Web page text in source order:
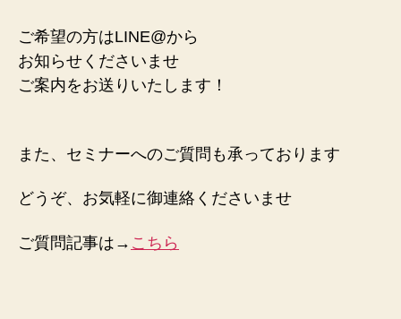
ご希望の方はLINE@から
お知らせくださいませ
ご案内をお送りいたします！
また、セミナーへのご質問も承っております
どうぞ、お気軽に御連絡くださいませ
ご質問記事は→ こちら